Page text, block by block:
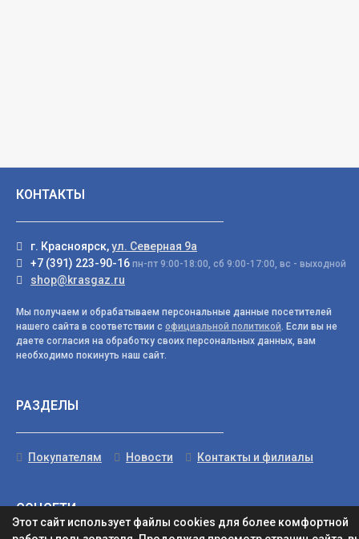
Этот сайт использует файлы cookies для более комфортной
КОНТАКТЫ
г. Красноярск,ул. Северная 9а
+7 (391) 223-90-16 пн-пт 9:00-18:00, сб 9:00-17:00, вс - выходной
shop@krasgaz.ru
Мы получаем и обрабатываем персональные данные посетителей
нашего сайта в соответствии с официальной политикой. Если вы не
даете согласия на обработку своих персональных данных, вам
необходимо покинуть наш сайт.
РАЗДЕЛЫ
Покупателям Новости Контакты и филиалы
СОЦСЕТИ